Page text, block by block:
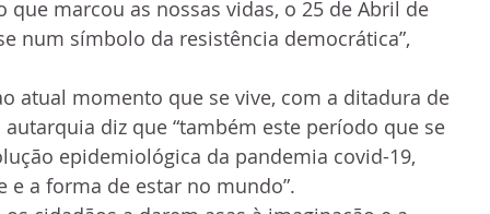
marcou as nossas vidas, o 25 de Abril de
num símbolo da resistência democrática”,
atual momento que se vive, com a ditadura de
diz que “também este período que se
epidemiológica da pandemia covid-19,
e a forma de estar no mundo”.